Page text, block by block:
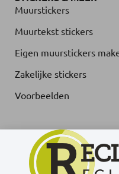
Muurstickers
Muurtekst stickers
Eigen muurstickers
Zakelijke stickers
Voorbeelden
© Muurteksten.nl -